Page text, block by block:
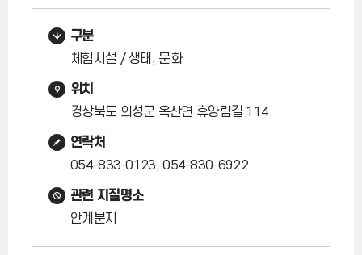
구분
체험시설 / 생태, 문화
위치
경상북도 의성군 옥산면 휴양림길 114
연락처
054-833-0123, 054-830-6922
관련 지질명소
안계분지